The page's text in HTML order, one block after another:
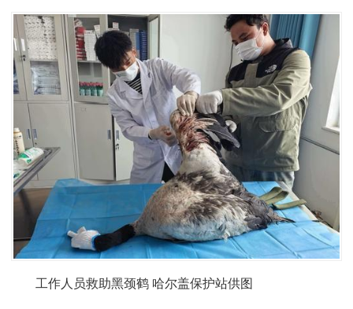
工作人员救助黑颈鹤 哈尔盖保护站供图